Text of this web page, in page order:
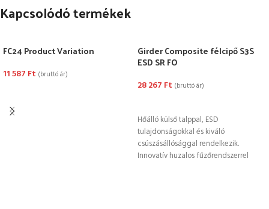
Kapcsolódó termékek
FC24 Product Variation
11 587 Ft (bruttó ár)
Girder Composite félcipő S3S
ESD SR FO
28 267 Ft (bruttó ár)
Hőálló külső talppal, ESD
tulajdonságokkal és kiváló
csúszásállósággal rendelkezik.
Innovatív huzalos fűzőrendszerrel